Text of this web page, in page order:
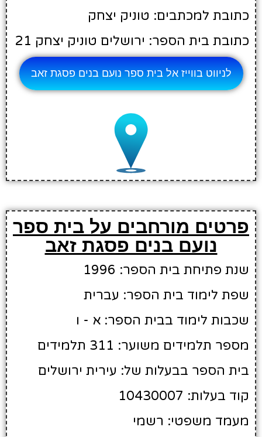
כתובת למכתבים: טוניק יצחק
כתובת בית הספר: ירושלים טוניק יצחק 21
לניווט בווייז אל בית ספר נועם בנים פסגת זאב
פרטים מורחבים על בית ספר
נועם בנים פסגת זאב
שנת פתיחת בית הספר: 1996
שפת לימוד בית הספר: עברית
שכבות לימוד בבית הספר: א - ו
מספר תלמידים משוער: 311 תלמידים
בית הספר בבעלות של: עירית ירושלים
קוד בעלות: 10430007
מעמד משפטי: רשמי